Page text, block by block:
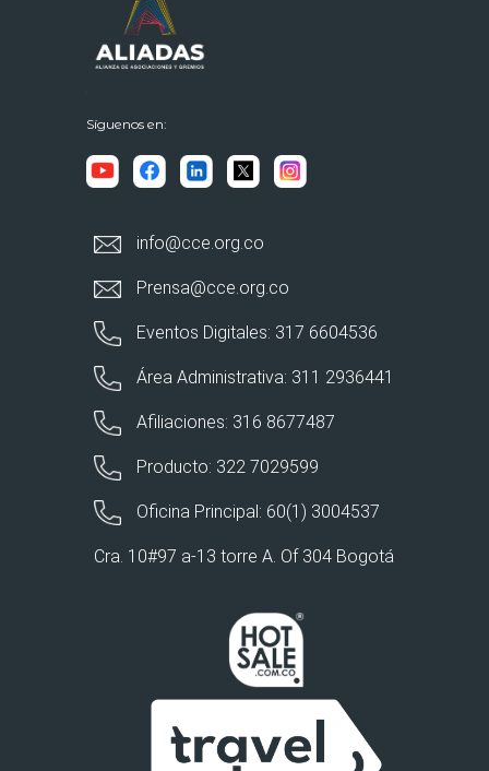
Síguenos en:
info@cce.org.co
Prensa@cce.org.co
Eventos Digitales: 317 6604536
Área Administrativa: 311 2936441
Afiliaciones: 316 8677487
Producto: 322 7029599
Oficina Principal: 60(1) 3004537
Cra. 10#97 a-13 torre A. Of 304 Bogotá